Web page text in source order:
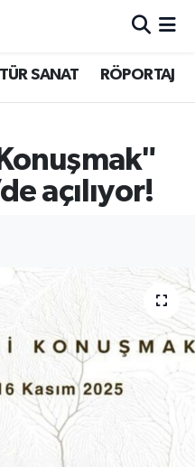
SANAT RÖPORTAJ
açılıyor!
Haritası
ve Fikstür